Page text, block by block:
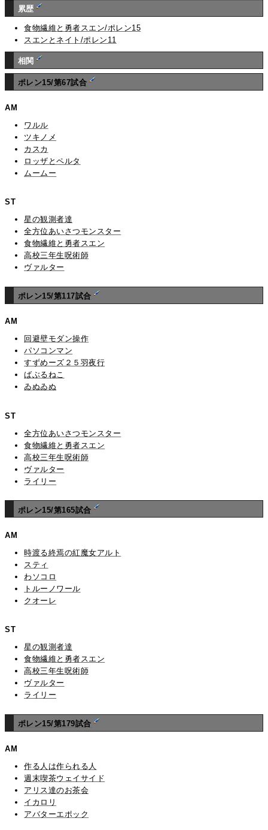
累歴
食物繊維と勇者スエン/ポレン15
スエンとネイト/ポレン11
相関
ポレン15/第67試合
AM
ワルル
ツキノメ
カスカ
ロッザとペルタ
ムームー
ST
星の観測者達
全方位あいさつモンスター
食物繊維と勇者スエン
高校三年生呪術師
ヴァルター
ポレン15/第117試合
AM
回避壁モダン操作
パソコンマン
すずめーズ２５羽夜行
ばぶるねこ
ゐぬゐぬ
ST
全方位あいさつモンスター
食物繊維と勇者スエン
高校三年生呪術師
ヴァルター
ライリー
ポレン15/第165試合
AM
時渡る終焉の紅魔女アルト
スティ
わソコロ
トルーノワール
クオーレ
ST
星の観測者達
食物繊維と勇者スエン
高校三年生呪術師
ヴァルター
ライリー
ポレン15/第179試合
AM
作る人は作られる人
週末喫茶ウェイサイド
アリス達のお茶会
イカロリ
アバターエポック